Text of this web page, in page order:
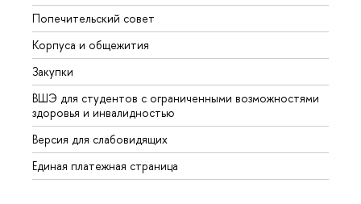
Попечительский совет
Корпуса и общежития
Закупки
ВШЭ для студентов с ограниченными возможностями
здоровья и инвалидностью
Версия для слабовидящих
Единая платежная страница